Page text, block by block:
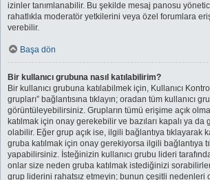
izinler tanımlanabilir. Bu şekilde mesaj panosu
rahatlıkla moderatör yetkilerini veya özel forumlara
verebilir.
Başa dön
Bir kullanıcı grubuna nasıl katılabilirim?
Bir kullanıcı grubuna katılabilmek için, Kullanıcı
grupları” bağlantısına tıklayın; oradan tüm kullanıcı
görüntüleyebilirsiniz. Grupların tümü erişime açık
katılmak için onay gerekebilir ve bazıları kapalı ya
olabilir. Eğer grup açık ise, ilgili bağlantıya tıklayarak
gruba katılmak için onay gerekiyorsa ilgili bağlantıya
yapabilirsiniz. İsteğinizin kullanıcı grubu lideri
onlar size neden gruba katılmak istediğinizi
grup liderini rahatsız etmeyin; bunun çeşitli nedenleri